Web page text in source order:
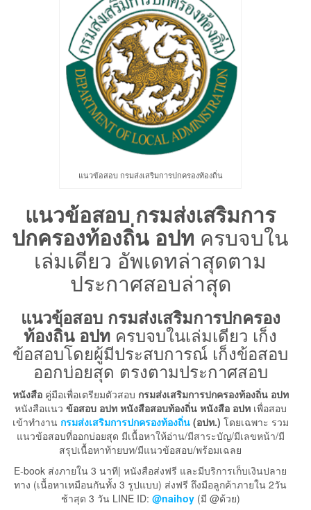
แนวข้อสอบ กรมส่งเสริมการปกครองท้องถิ่น
แนวข้อสอบ กรมส่งเสริมการ
ปกครองท้องถิ่น อปท ครบจบใน
เล่มเดียว อัพเดทล่าสุดตาม
ประกาศสอบล่าสุด
แนวข้อสอบ กรมส่งเสริมการปกครอง
ท้องถิ่น อปท ครบจบในเล่มเดียว เก็ง
ข้อสอบโดยผู้มีประสบการณ์ เก็งข้อสอบ
ออกบ่อยสุด ตรงตามประกาศสอบ
หนังสือคู่มือเพื่อเตรียมตัวสอบ กรมส่งเสริมการปกครองท้องถิ่น อปท
หนังสือแนว ข้อสอบ อปท หนังสือสอบท้องถิ่น หนังสือ อปทเพื่อสอบ
เข้าทำงาน กรมส่งเสริมการปกครองท้องถิ่น(อปท.) โดยเฉพาะ รวม
แนวข้อสอบที่ออกบ่อยสุด มีเนื้อหาให้อ่าน/มีสาระบัญ/มีเลขหน้า/มี
สรุปเนื้อหาท้ายบท/มีแนวข้อสอบ/พร้อมเฉลย
E-book ส่งภายใน 3 นาที| หนังสือส่งฟรี และมีบริการเก็บเงินปลาย
ทาง (เนื้อหาเหมือนกันทั้ง 3 รูปแบบ) ส่งฟรี ถึงมือลูกค้าภายใน 2วัน
ช้าสุด 3 วัน LINE ID: @naihoy(มี @ด้วย)